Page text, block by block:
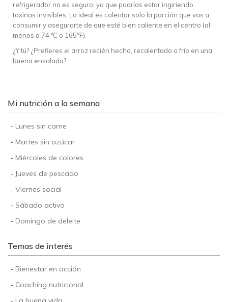
refrigerador no es seguro, ya que podrías estar ingiriendo
toxinas invisibles. Lo ideal es calentar solo la porción que vas a
consumir y asegurarte de que esté bien caliente en el centro (al
menos a 74 °C o 165°F).
¿Y tú? ¿Prefieres el arroz recién hecho, recalentado o frío en una
buena ensalada?
Mi nutrición a la semana
- Lunes sin carne
- Martes sin azúcar
- Miércoles de colores
- Jueves de pescado
- Viernes social
- Sábado activo
- Domingo de deleite
Temas de interés
- Bienestar en acción
- Coaching nutricional